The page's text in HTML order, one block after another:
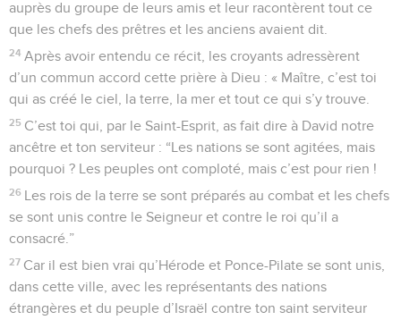
auprès du groupe de leurs amis et leur racontèrent tout ce
que les chefs des prêtres et les anciens avaient dit.
24 Après avoir entendu ce récit, les croyants adressèrent
d’un commun accord cette prière à Dieu : « Maître, c’est toi
qui as créé le ciel, la terre, la mer et tout ce qui s’y trouve.
25 C’est toi qui, par le Saint-Esprit, as fait dire à David notre
ancêtre et ton serviteur : “Les nations se sont agitées, mais
pourquoi ? Les peuples ont comploté, mais c’est pour rien !
26 Les rois de la terre se sont préparés au combat et les chefs
se sont unis contre le Seigneur et contre le roi qu’il a
consacré.”
27 Car il est bien vrai qu’Hérode et Ponce-Pilate se sont unis,
dans cette ville, avec les représentants des nations
étrangères et du peuple d’Israël contre ton saint serviteur